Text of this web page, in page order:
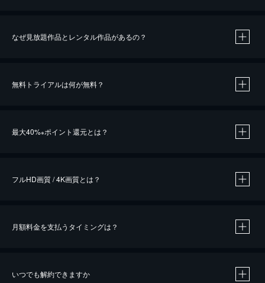
なぜ見放題作品とレンタル作品があるの？
無料トライアルは何が無料？
最大40%※ポイント還元とは？
※40％ポイント還元の対象は、クレジットカード決済による作品の購入 / レンタルです。
iOSアプリのUコイン決済による作品の購入 / レンタルは、20％のポイント還元です。
フルHD画質 / 4K画質とは？
月額料金を支払うタイミングは？
いつでも解約できますか